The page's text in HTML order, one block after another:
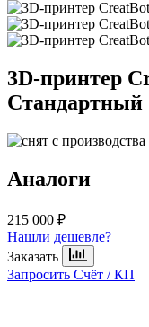
3D-принтер
Стандартный
Аналоги
215 000 ₽
Нашли дешевле?
Заказать
Запросить Счёт / КП